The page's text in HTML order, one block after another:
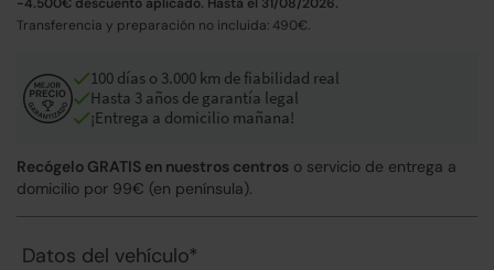
Transferencia y preparación no incluida: 490€.
100 días o 3.000 km de fiabilidad real
Hasta 3 años de garantía legal
¡Entrega a domicilio mañana!
Recógelo GRATIS en nuestros centros o servicio de entrega a
domicilio por 99€ (en península).
Datos del vehículo*